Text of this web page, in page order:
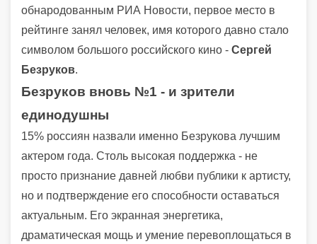
обнародованным РИА Новости, первое место в
рейтинге занял человек, имя которого давно стало
символом большого российского кино - Сергей
Безруков.
Безруков вновь №1 - и зрители
единодушны
15% россиян назвали именно Безрукова лучшим
актером года. Столь высокая поддержка - не
просто признание давней любви публики к артисту,
но и подтверждение его способности оставаться
актуальным. Его экранная энергетика,
драматическая мощь и умение перевоплощаться в